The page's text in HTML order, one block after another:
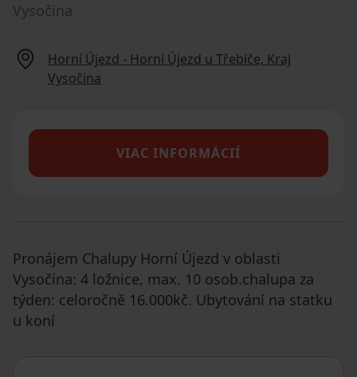
Vysočina
Horní Újezd - Horní Újezd u Třebíče, Kraj
Vysočina
VIAC INFORMÁCIÍ
Pronájem Chalupy Horní Újezd v oblasti
Vysočina: 4 ložnice, max. 10 osob.chalupa za
týden: celoročně 16.000kč. Ubytování na statku
u koní